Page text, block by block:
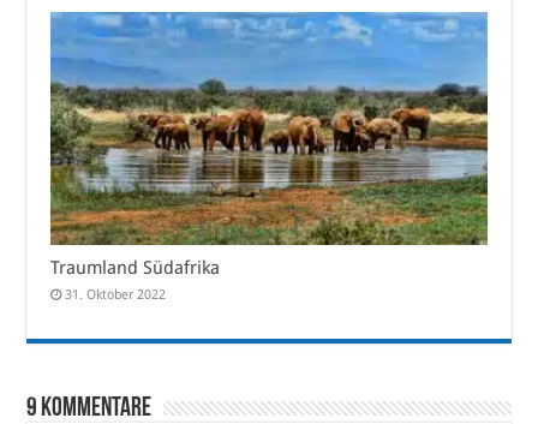
Traumland Südafrika
31. Oktober 2022
9 Kommentare